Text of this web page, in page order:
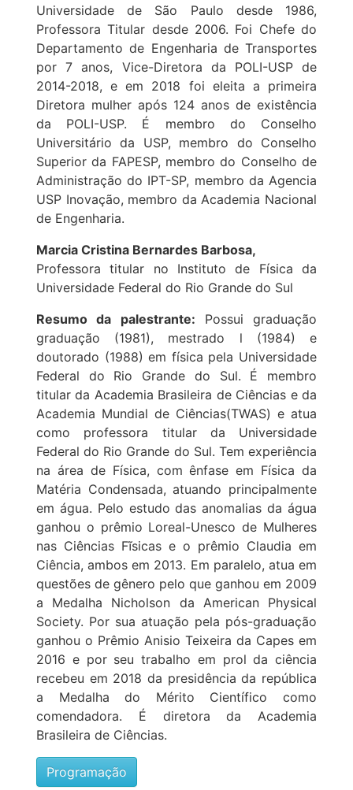
Universidade de São Paulo desde 1986,
Professora Titular desde 2006. Foi Chefe do
Departamento de Engenharia de Transportes
por 7 anos, Vice-Diretora da POLI-USP de
2014-2018, e em 2018 foi eleita a primeira
Diretora mulher após 124 anos de existência
da POLI-USP. É membro do Conselho
Universitário da USP, membro do Conselho
Superior da FAPESP, membro do Conselho de
Administração do IPT-SP, membro da Agencia
USP Inovação, membro da Academia Nacional
de Engenharia.
Marcia Cristina Bernardes Barbosa,
Professora titular no Instituto de Física da
Universidade Federal do Rio Grande do Sul
Resumo da palestrante: Possui graduação
graduação (1981), mestrado l (1984) e
doutorado (1988) em física pela Universidade
Federal do Rio Grande do Sul. É membro
titular da Academia Brasileira de Ciências e da
Academia Mundial de Ciências(TWAS) e atua
como professora titular da Universidade
Federal do Rio Grande do Sul. Tem experiência
na área de Física, com ênfase em Física da
Matéria Condensada, atuando principalmente
em água. Pelo estudo das anomalias da água
ganhou o prêmio Loreal-Unesco de Mulheres
nas Ciências Fĩsicas e o prêmio Claudia em
Ciência, ambos em 2013. Em paralelo, atua em
questões de gênero pelo que ganhou em 2009
a Medalha Nicholson da American Physical
Society. Por sua atuação pela pós-graduação
ganhou o Prêmio Anisio Teixeira da Capes em
2016 e por seu trabalho em prol da ciência
recebeu em 2018 da presidência da república
a Medalha do Mérito Científico como
comendadora. É diretora da Academia
Brasileira de Ciências.
Programação